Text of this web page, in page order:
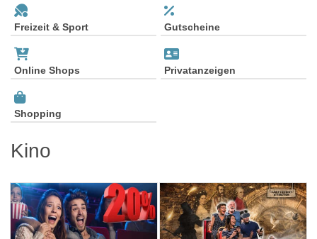
Freizeit & Sport Gutscheine
Online Shops Privatanzeigen
Shopping
Kino